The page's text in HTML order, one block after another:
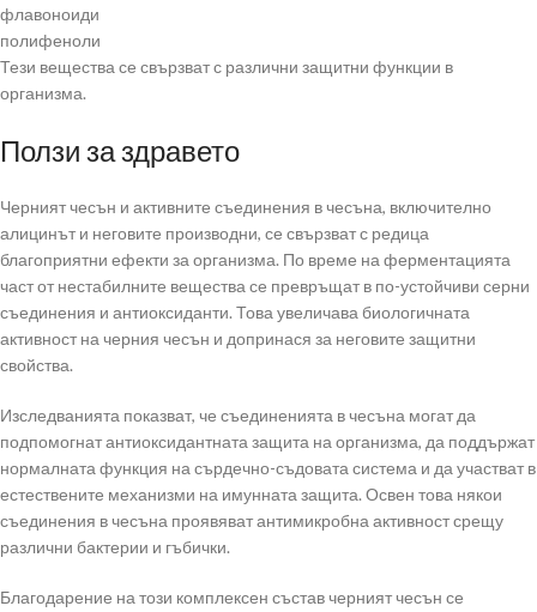
флавоноиди
полифеноли
Тези вещества се свързват с различни защитни функции в
организма.
Ползи за здравето
Черният чесън и активните съединения в чесъна, включително
алицинът и неговите производни, се свързват с редица
благоприятни ефекти за организма. По време на ферментацията
част от нестабилните вещества се превръщат в по-устойчиви серни
съединения и антиоксиданти. Това увеличава биологичната
активност на черния чесън и допринася за неговите защитни
свойства.
Изследванията показват, че съединенията в чесъна могат да
подпомогнат антиоксидантната защита на организма, да поддържат
нормалната функция на сърдечно-съдовата система и да участват в
естествените механизми на имунната защита. Освен това някои
съединения в чесъна проявяват антимикробна активност срещу
различни бактерии и гъбички.
Благодарение на този комплексен състав черният чесън се